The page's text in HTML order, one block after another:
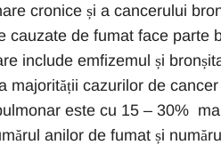
cronice și a cancerului
cauzate de fumat face parte
include emfizemul și
majorității cazurilor de
este cu 15 – 30%
anilor de fumat și